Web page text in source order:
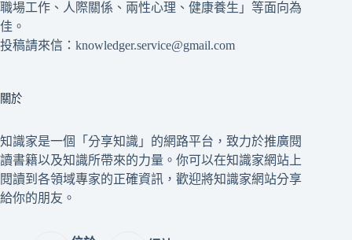
職場工作、人際關係、兩性心理、健康養生」等面向為
佳。
投稿請來信：knowledger.service@gmail.com
關於
知識家是一個「分享知識」的網路平台，致力於推廣閱
讀書籍以及知識所帶來的力量。你可以在知識家網站上
閱讀到各領域專家的正確資訊，歡迎將知識家網站分享
給你的朋友。